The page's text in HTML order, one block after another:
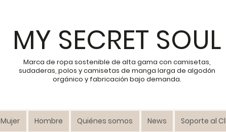
MY SECRET SOUL
Marca de ropa sostenible de alta gama con camisetas,
sudaderas, polos y camisetas de manga larga de algodón
orgánico y fabricación bajo demanda.
Mujer Hombre Quiénes somos News Soporte al